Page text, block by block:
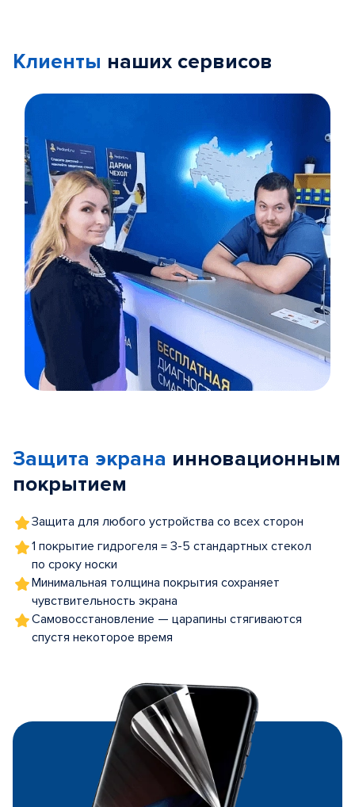
Клиенты наших сервисов
5
Защита экрана инновационным
покрытием
Защита для любого устройства со всех сторон
1 покрытие гидрогеля = 3-5 стандартных стекол
по сроку носки
Минимальная толщина покрытия сохраняет
чувствительность экрана
Самовосстановление — царапины стягиваются
спустя некоторое время